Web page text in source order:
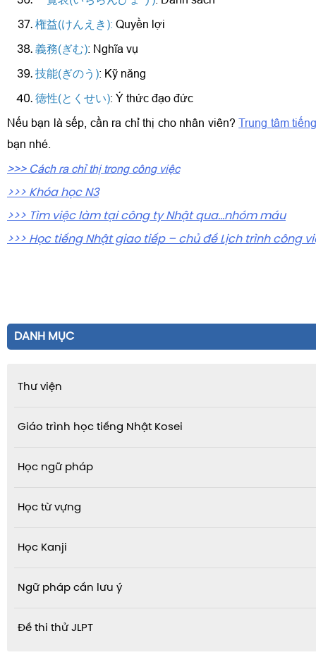
権益(けんえき): Quyền lợi
義務(ぎむ): Nghĩa vụ
技能(ぎのう): Kỹ năng
徳性(とくせい): Ý thức đạo đức
Nếu bạn là sếp, cần ra chỉ thị cho nhân viên?Trung tâm
bạn nhé.
>>> Cách ra chỉ thị trong công việc
>>> Khóa học N3
>>> Tìm việc làm tại công ty Nhật qua...nhóm máu
>>> Học tiếng Nhật giao tiếp – chủ đề Lịch trình công
DANH MỤC
Thư viện
Giáo trình học tiếng Nhật Kosei
Học ngữ pháp
Học từ vựng
Học Kanji
Ngữ pháp cần lưu ý
Đề thi thử JLPT